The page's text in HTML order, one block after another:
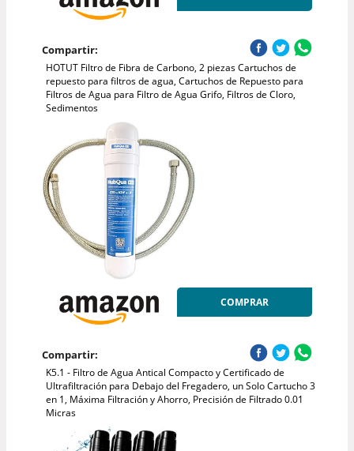
Compartir:
HOTUT Filtro de Fibra de Carbono, 2 piezas Cartuchos de
repuesto para filtros de agua, Cartuchos de Repuesto para
Filtros de Agua para Filtro de Agua Grifo, Filtros de Cloro,
Sedimentos
COMPRAR
Compartir:
K5.1 - Filtro de Agua Antical Compacto y Certificado de
Ultrafiltración para Debajo del Fregadero, un Solo Cartucho 3
en 1, Máxima Filtración y Ahorro, Precisión de Filtrado 0.01
Micras